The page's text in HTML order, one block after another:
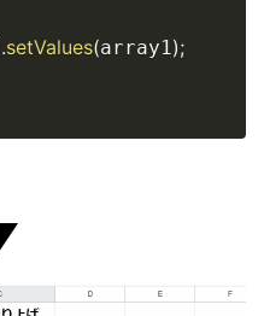
.setValues(array1 );